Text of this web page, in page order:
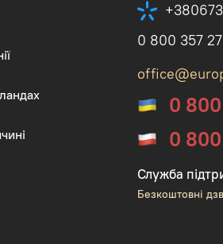
0
0
Служба
Безкоштовні
0 800 357